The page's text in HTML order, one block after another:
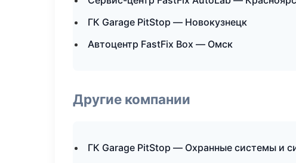
ГК Garage PitStop — Новокузнецк
Автоцентр FastFix Box — Омск
Другие компании
ГК Garage PitStop — Охранные системы и